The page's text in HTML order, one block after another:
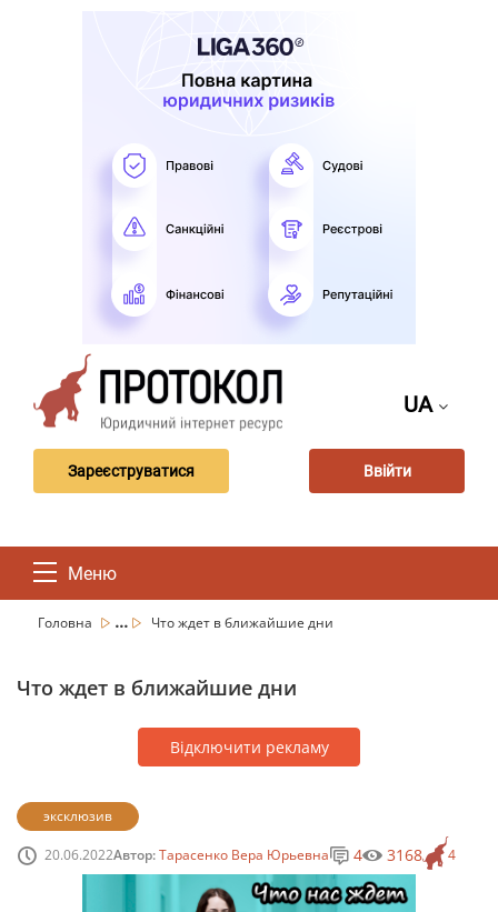
UA
Зареєструватися Ввійти
Меню
Головна ... Что ждет в ближайшие дни
Что ждет в ближайшие дни
Відключити рекламу
эксклюзив
20.06.2022Автор:Тарасенко Вера Юрьевна 4
4 3168